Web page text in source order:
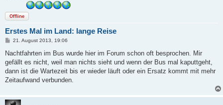
Offline
Erstes Mal im Land: lange Reise
B
i
r
a
21. August 2013, 19:06
Nachtfahrten im Bus wurde hier im Forum schon oft besprochen. Mir
gefällt es nicht, weil man nichts sieht und wenn der Bus mal kaputtgeht,
dann ist die Wartezeit bis er wieder läuft oder ein Ersatz kommt mit mehr
Zeitaufwand verbunden.